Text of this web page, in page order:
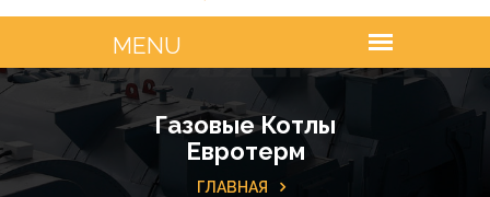
Газовые Котлы
Евротерм
ГЛАВНАЯ